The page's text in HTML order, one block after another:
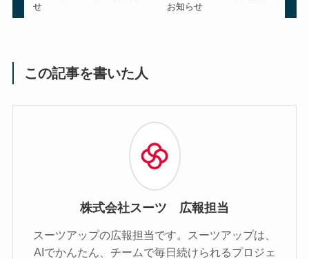
せ
お知らせ
この記事を書いた人
株式会社スーツ 広報担当
スーツアップの広報担当です。スーツアップは、
AIでかんたん、チームで毎日続けられるプロジェ